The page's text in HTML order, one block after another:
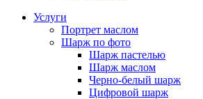
Услуги
Портрет маслом
Шарж по фото
Шарж пастелью
Шарж маслом
Черно-белый шарж
Цифровой шарж